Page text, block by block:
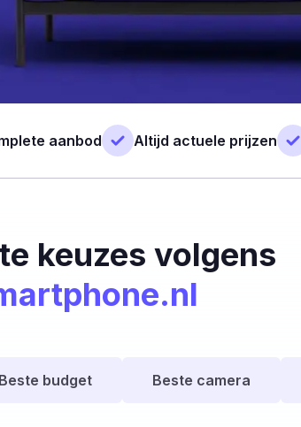
aanbod Altijd actuele prijzen
keuzes volgens
Beste budget Beste camera